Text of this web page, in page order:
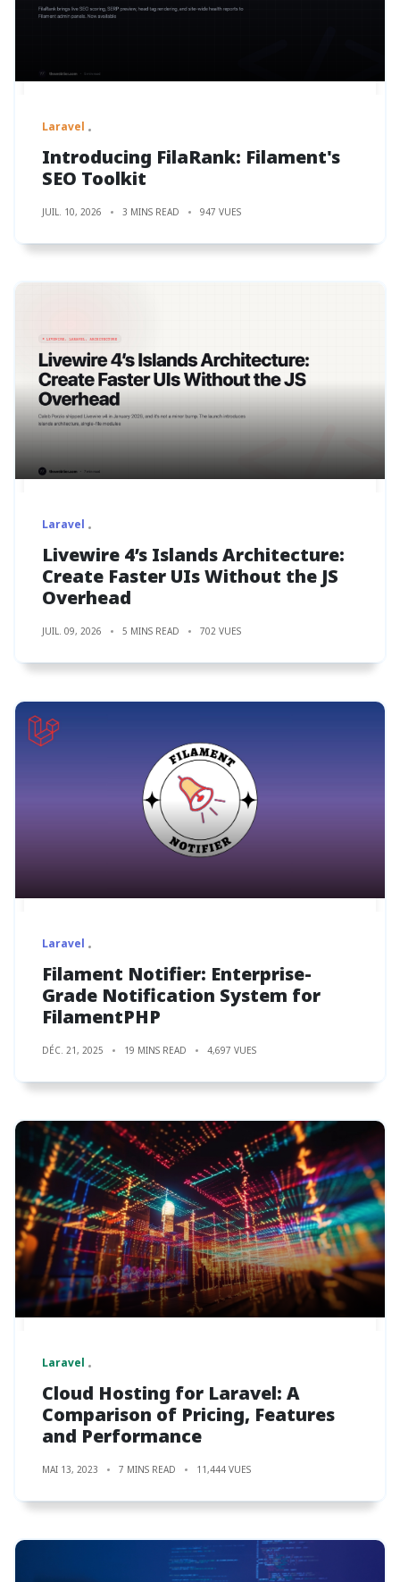
Laravel
Introducing FilaRank: Filament's
SEO Toolkit
JUIL. 10, 2026 3 MINS READ 947 VUES
Laravel
Livewire 4’s Islands Architecture:
Create Faster UIs Without the JS
Overhead
JUIL. 09, 2026 5 MINS READ 702 VUES
Laravel
Filament Notifier: Enterprise-
Grade Notification System for
FilamentPHP
DÉC. 21, 2025 19 MINS READ 4,697 VUES
Laravel
Cloud Hosting for Laravel: A
Comparison of Pricing, Features
and Performance
MAI 13, 2023 7 MINS READ 11,444 VUES